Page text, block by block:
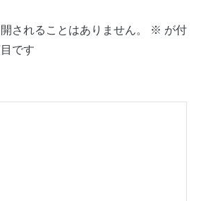
されることはありません。 ※ が付
です